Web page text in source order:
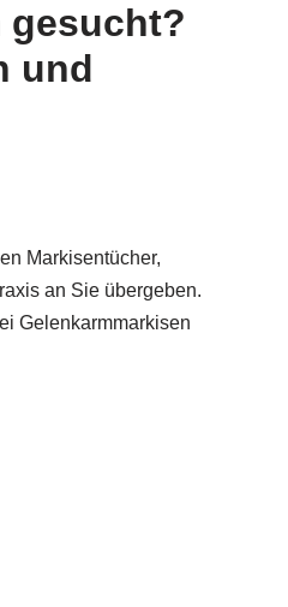
gesucht?
und
Markisentücher,
an Sie übergeben.
Gelenkarmmarkisen